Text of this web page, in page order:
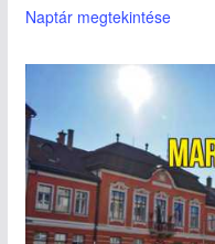
Naptár megtekintése